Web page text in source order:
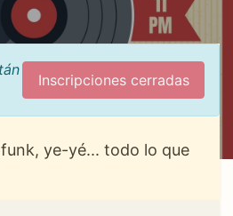
Inscripciones cerradas
ye-yé... todo lo que